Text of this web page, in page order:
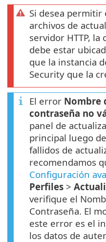
Si desea permitir
archivos de
servidor HTTP,
debe estar
que la instancia
Security que la
El error Nombre
contraseña no
panel de
principal luego
fallidos de
recomendamos
Configuración
Perfiles >
verifique el
Contraseña. El
este error es el
los datos de